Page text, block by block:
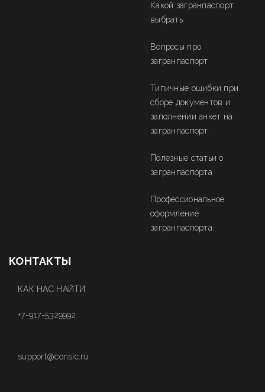
Какой загранпаспорт
выбрать
Вопросы про
загранпаспорт
Типичные ошибки при
сборе документов и
заполнении анкет на
загранпаспорт.
Полезные статьи о
загранпаспорта
Профессиональное
оформление
загранпаспорта.
КОНТАКТЫ
КАК НАС НАЙТИ
+7-917-5329992
support@consic.ru